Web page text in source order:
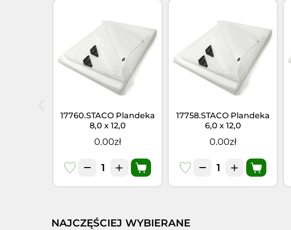
17760.STACO Plandeka
8,0 x 12,0
mtr.STACOFLEX
0.00zł
17758.STACO Plandeka
6,0 x 12,0
mtr.STACOFLEX
0.00zł
NAJCZĘŚCIEJ WYBIERANE